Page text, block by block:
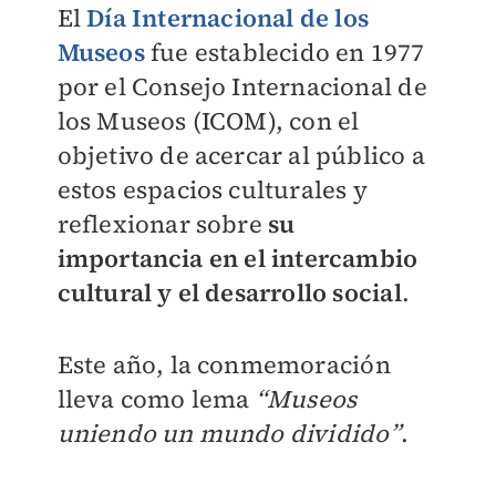
ElDía Internacional de los
Museosfue establecido en 1977
por el Consejo Internacional de
los Museos (ICOM), con el
objetivo de acercar al público a
estos espacios culturales y
reflexionar sobre su
importancia en el intercambio
cultural y el desarrollo social.
Este año, la conmemoración
lleva como lema “Museos
uniendo un mundo dividido”.